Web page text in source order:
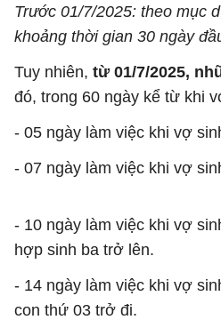
Trước 01/7/2025: theo mục
khoảng thời gian 30 ngày
Tuy nhiên, từ 01/7/2025,
đó, trong 60 ngày kể từ khi
- 05 ngày làm việc khi vợ
- 07 ngày làm việc khi vợ
- 10 ngày làm việc khi vợ
hợp sinh ba trở lên.
- 14 ngày làm việc khi vợ
con thứ 03 trở đi.